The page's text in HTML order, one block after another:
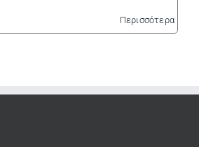
Περισσότερα